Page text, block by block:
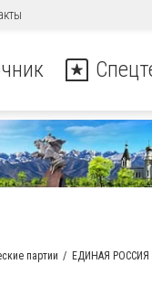
партии ЕДИНАЯ РОССИЯ